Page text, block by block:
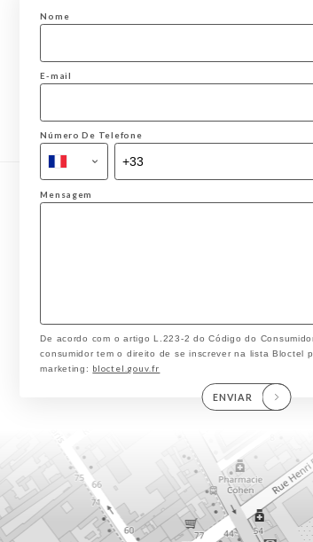
Nome
E-mail
Número De Telefone
Mensagem
De acordo com o artigo L.223-2 do Código do
consumidor tem o direito de se inscrever na lista Bloctel
marketing: bloctel.gouv.fr
ENVIAR